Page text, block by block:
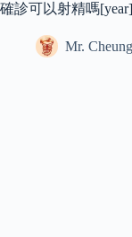
確診可以射精嗎
Mr. Cheung